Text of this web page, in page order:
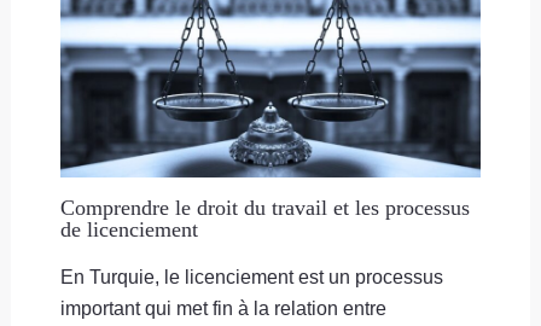
Comprendre le droit du travail et les processus
de licenciement
En Turquie, le licenciement est un processus
important qui met fin à la relation entre